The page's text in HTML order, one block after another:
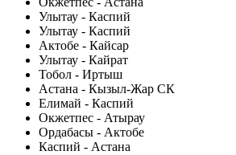
Улытау - Каспий
Улытау - Каспий
Актобе - Кайсар
Улытау - Кайрат
Тобол - Иртыш
Астана - Кызыл-Жар СК
Елимай - Каспий
Окжетпес - Атырау
Ордабасы - Актобе
Каспий - Астана